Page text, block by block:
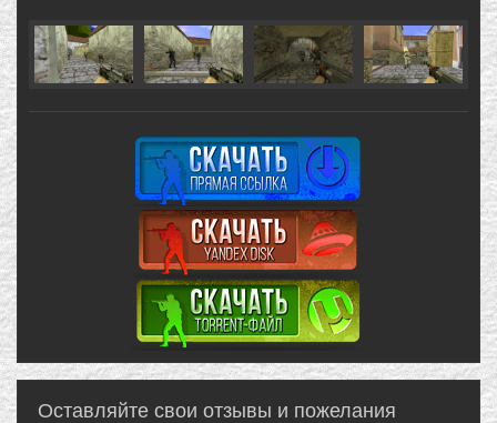
Оставляйте свои отзывы и пожелания